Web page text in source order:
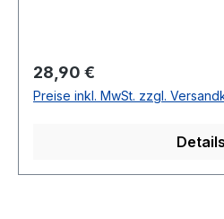
Regulärer Preis:
28,90 €
Preise inkl. MwSt. zzgl.
Details